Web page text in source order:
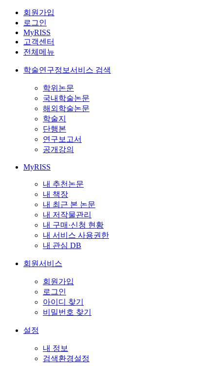
회원가입
로그인
MyRISS
고객센터
전체메뉴
학술연구정보서비스 검색
학위논문
국내학술논문
해외학술논문
학술지
단행본
연구보고서
공개강의
MyRISS
내 추천논문
내 책장
내 최근 본 논문
내 저작물관리
내 구매·신청 현황
내 서비스 사용권한
내 관심 DB
회원서비스
회원가입
로그인
아이디 찾기
비밀번호 찾기
설정
내 정보
검색환경설정